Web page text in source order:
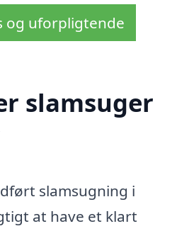
og uforpligtende
slamsuger
slamsugning i
at have et klart